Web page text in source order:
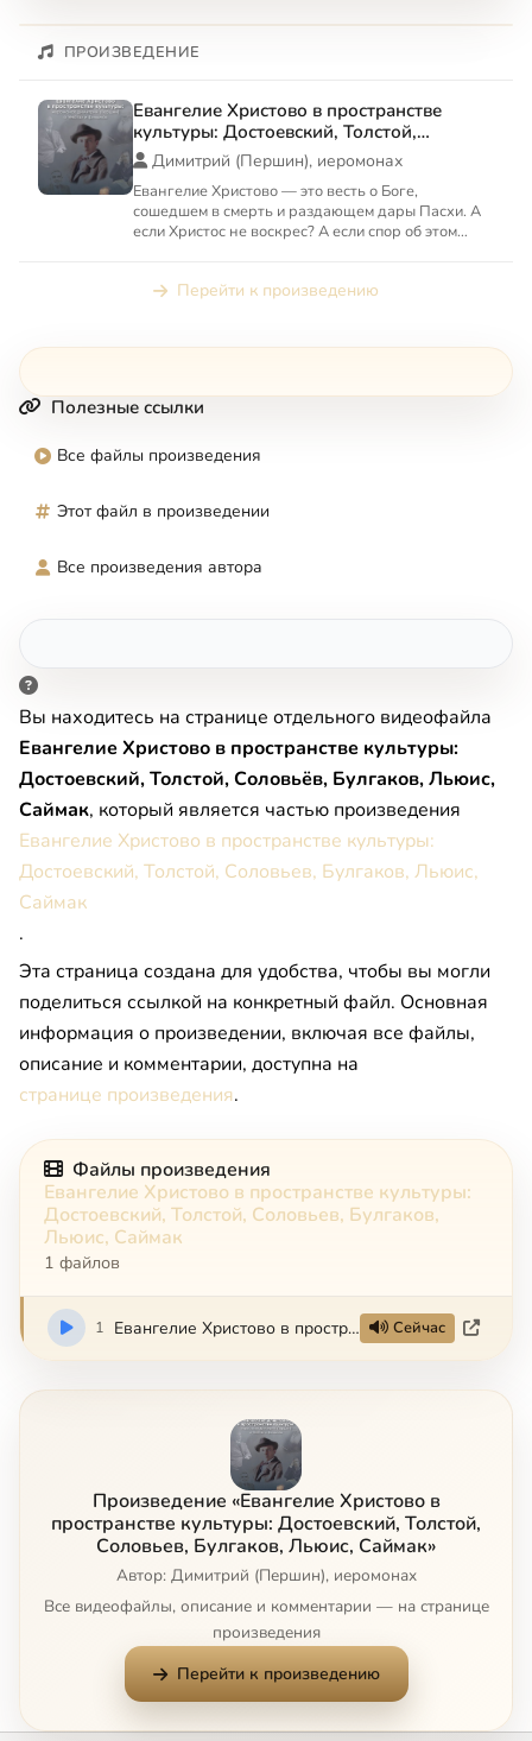
ПРОИЗВЕДЕНИЕ
Евангелие Христово в пространстве
культуры: Достоевский, Толстой,
Соловьев, Булгаков, Льюис, Саймак
Димитрий (Першин), иеромонах
Евангелие Христово — это весть о Боге,
сошедшем в смерть и раздающем дары Пасхи. А
если Христос не воскрес? А если спор об этом
Перейти к произведению
Полезные ссылки
Все файлы произведения
Этот файл в произведении
Все произведения автора
Вы находитесь на странице отдельного видеофайла
Евангелие Христово в пространстве культуры:
Достоевский, Толстой, Соловьёв, Булгаков, Льюис,
Саймак, который является частью произведения
Евангелие Христово в пространстве культуры:
Достоевский, Толстой, Соловьев, Булгаков, Льюис,
Саймак
.
Эта страница создана для удобства, чтобы вы могли
поделиться ссылкой на конкретный файл. Основная
информация о произведении, включая все файлы,
описание и комментарии, доступна на
странице произведения.
Файлы произведения
Евангелие Христово в пространстве культуры:
Достоевский, Толстой, Соловьев, Булгаков,
Льюис, Саймак
1 файлов
1 Евангелие Христово в пространстве культуры: Достоевский, Толстой, Соловьёв, Булгаков, Льюис, Саймак Сейчас
Произведение «Евангелие Христово в
пространстве культуры: Достоевский, Толстой,
Соловьев, Булгаков, Льюис, Саймак»
Автор: Димитрий (Першин), иеромонах
Все видеофайлы, описание и комментарии — на странице
произведения
Перейти к произведению